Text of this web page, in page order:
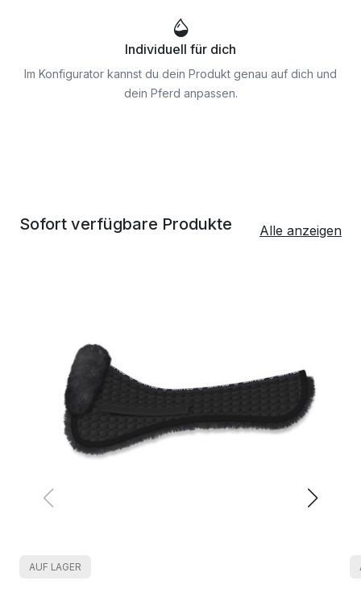
Individuell für dich
Im Konfigurator kannst du dein Produkt genau auf dich und
dein Pferd anpassen.
Sofort verfügbare Produkte Alle anzeigen
AUF LAGER